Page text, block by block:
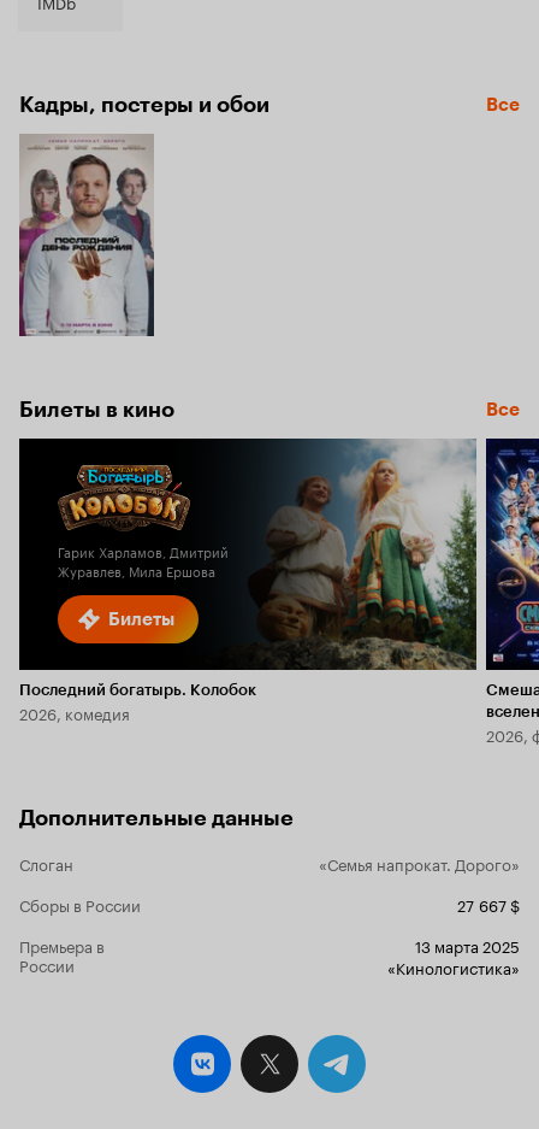
Кадры, постеры и обои Все
Билеты в кино Все
Билеты
Гарик Харламов, Дмитрий
Журавлев, Мила Ершова
Последний богатырь. Колобок
2026, комедия
2026,
Дополнительные данные
Слоган
«Семья напрокат. Дорого»
Сборы в России
27 667 $
Премьера в
России
13 марта 2025
«Кинологистика»